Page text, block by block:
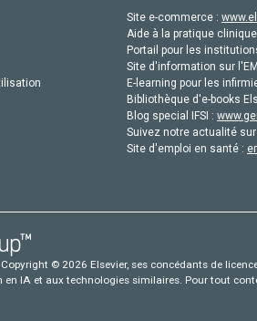
Site e-commerce :
Aide à la pratique
Portail pour les
Site d'information sur
E-learning pour les
Bibliothèque d'e-books
Blog special IFSI :
Suivez notre actualité
Site d'emploi en santé :
© 2026 Elsevier, ses concédants de
en IA et aux technologies similaires. Pour tout